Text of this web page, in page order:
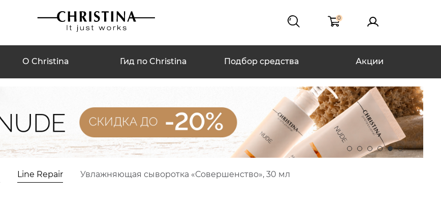
0
О Christina Гид по Christina Подбор средства Акции
Line Repair Увлажняющая сыворотка «Совершенство», 30 мл